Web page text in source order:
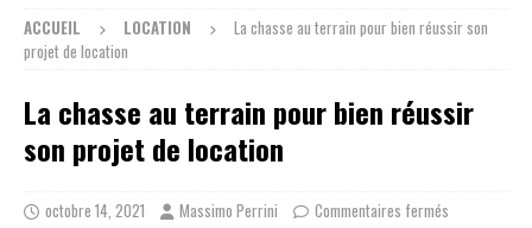
ACCUEIL LOCATION
La chasse au terrain pour bien réussir son
projet de location
La chasse au terrain pour bien réussir
son projet de location
octobre 14, 2021 Massimo Perrini Commentaires fermés